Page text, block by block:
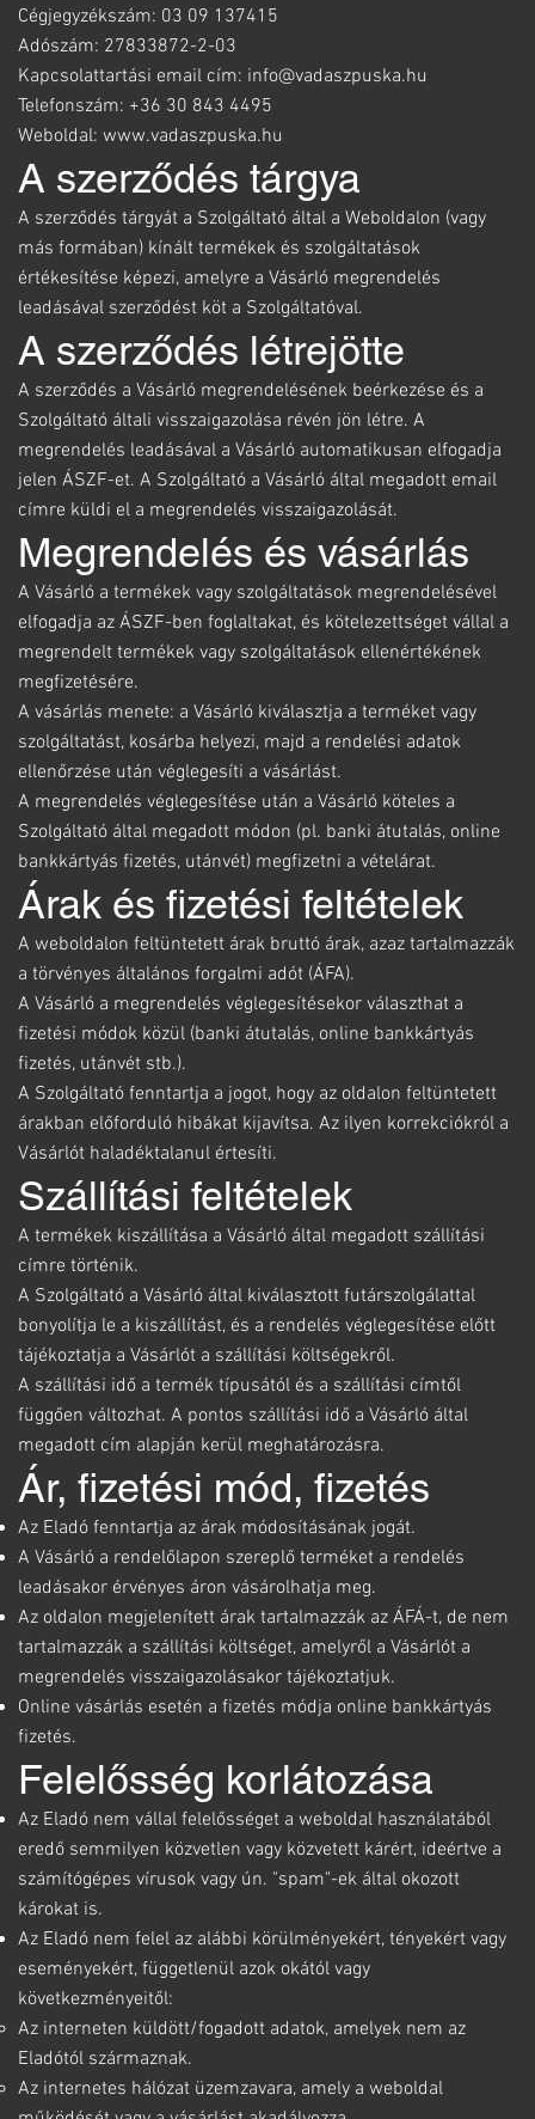
Cégjegyzékszám: 03 09 137415
Adószám: 27833872-2-03
Kapcsolattartási email cím: info@vadaszpuska.hu
Telefonszám: +36 30 843 4495
Weboldal: www.vadaszpuska.hu
A szerződés tárgya
A szerződés tárgyát a Szolgáltató által a Weboldalon (vagy
más formában) kínált termékek és szolgáltatások
értékesítése képezi, amelyre a Vásárló megrendelés
leadásával szerződést köt a Szolgáltatóval.
A szerződés létrejötte
A szerződés a Vásárló megrendelésének beérkezése és a
Szolgáltató általi visszaigazolása révén jön létre. A
megrendelés leadásával a Vásárló automatikusan elfogadja
jelen ÁSZF-et. A Szolgáltató a Vásárló által megadott email
címre küldi el a megrendelés visszaigazolását.
Megrendelés és vásárlás
A Vásárló a termékek vagy szolgáltatások megrendelésével
elfogadja az ÁSZF-ben foglaltakat, és kötelezettséget vállal a
megrendelt termékek vagy szolgáltatások ellenértékének
megfizetésére.
A vásárlás menete: a Vásárló kiválasztja a terméket vagy
szolgáltatást, kosárba helyezi, majd a rendelési adatok
ellenőrzése után véglegesíti a vásárlást.
A megrendelés véglegesítése után a Vásárló köteles a
Szolgáltató által megadott módon (pl. banki átutalás, online
bankkártyás fizetés, utánvét) megfizetni a vételárat.
Árak és fizetési feltételek
A weboldalon feltüntetett árak bruttó árak, azaz tartalmazzák
a törvényes általános forgalmi adót (ÁFA).
A Vásárló a megrendelés véglegesítésekor választhat a
fizetési módok közül (banki átutalás, online bankkártyás
fizetés, utánvét stb.).
A Szolgáltató fenntartja a jogot, hogy az oldalon feltüntetett
árakban előforduló hibákat kijavítsa. Az ilyen korrekciókról a
Vásárlót haladéktalanul értesíti.
Szállítási feltételek
A termékek kiszállítása a Vásárló által megadott szállítási
címre történik.
A Szolgáltató a Vásárló által kiválasztott futárszolgálattal
bonyolítja le a kiszállítást, és a rendelés véglegesítése előtt
tájékoztatja a Vásárlót a szállítási költségekről.
A szállítási idő a termék típusától és a szállítási címtől
függően változhat. A pontos szállítási idő a Vásárló által
megadott cím alapján kerül meghatározásra.
Ár, fizetési mód, fizetés
Az Eladó fenntartja az árak módosításának jogát.
A Vásárló a rendelőlapon szereplő terméket a rendelés
leadásakor érvényes áron vásárolhatja meg.
Az oldalon megjelenített árak tartalmazzák az ÁFÁ-t, de nem
tartalmazzák a szállítási költséget, amelyről a Vásárlót a
megrendelés visszaigazolásakor tájékoztatjuk.
Online vásárlás esetén a fizetés módja online bankkártyás
fizetés.
Felelősség korlátozása
Az Eladó nem vállal felelősséget a weboldal használatából
eredő semmilyen közvetlen vagy közvetett kárért, ideértve a
számítógépes vírusok vagy ún. "spam"-ek által okozott
károkat is.
Az Eladó nem felel az alábbi körülményekért, tényekért vagy
eseményekért, függetlenül azok okától vagy
következményeitől:
Az interneten küldött/fogadott adatok, amelyek nem az
Eladótól származnak.
Az internetes hálózat üzemzavara, amely a weboldal